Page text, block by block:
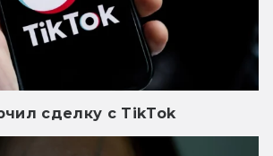
сделку с TikTok